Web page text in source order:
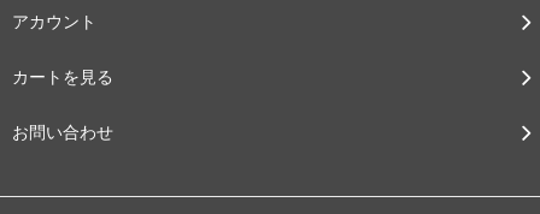
アカウント
カートを見る
お問い合わせ